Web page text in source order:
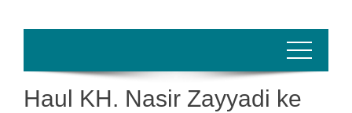
Haul KH. Nasir Zayyadi ke